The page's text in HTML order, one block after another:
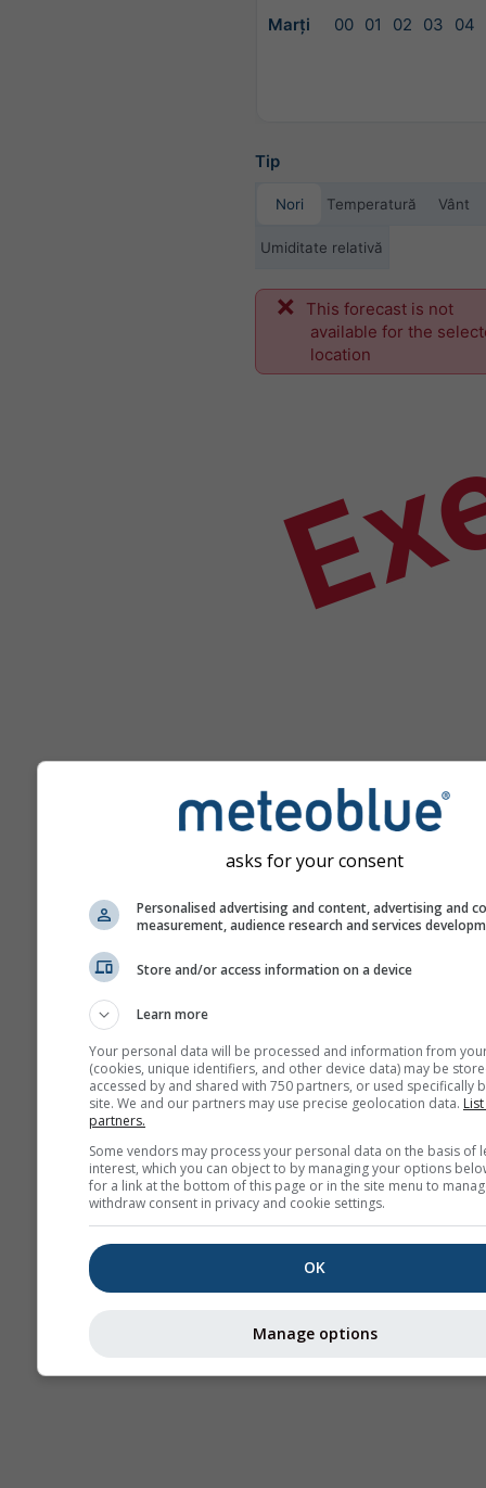
Marți 00 01 02 03 04
Tip
Nori Temperatură Vânt
Umiditate relativă
This forecast is not
available for the
location
Ajutor
AIR
asks for your consent
Personalised advertising and content, advertising and
measurement, audience research and services
Store and/or access information on a device
Learn more
Your personal data will be processed and information from
(cookies, unique identifiers, and other device data) may be
accessed by and shared with 750 partners, or used specifically
site. We and our partners may use precise geolocation data.
partners.
Some vendors may process your personal data on the basis of
interest, which you can object to by managing your options
for a link at the bottom of this page or in the site menu to
withdraw consent in privacy and cookie settings.
OK
Manage options